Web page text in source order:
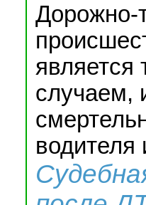
Дорожно-
является
случаем,